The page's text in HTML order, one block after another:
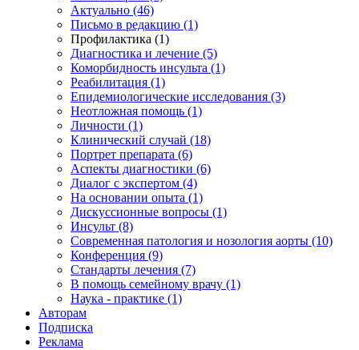
Актуально (46)
Письмо в редакцию (1)
Профилактика (1)
Диагностика и лечение (5)
Коморбидность инсульта (1)
Реабилитация (1)
Епидемиологические исследования (3)
Неотложная помощь (1)
Личности (1)
Клинический случай (18)
Портрет препарата (6)
Аспекты диагностики (6)
Диалог с экспертом (4)
На основании опыта (1)
Дискуссионные вопросы (1)
Инсульт (8)
Современная патология и нозология аорты (10)
Конференция (9)
Стандарты лечения (7)
В помощь семейному врачу (1)
Наука - практике (1)
Авторам
Подписка
Реклама